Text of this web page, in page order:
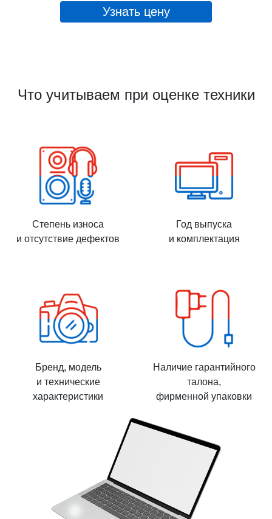
Узнать цену
Что учитываем при оценке техники
Степень износа
и отсутствие дефектов
Год выпуска
и комплектация
Бренд, модель
и технические
характеристики
Наличие гарантийного
талона,
фирменной упаковки